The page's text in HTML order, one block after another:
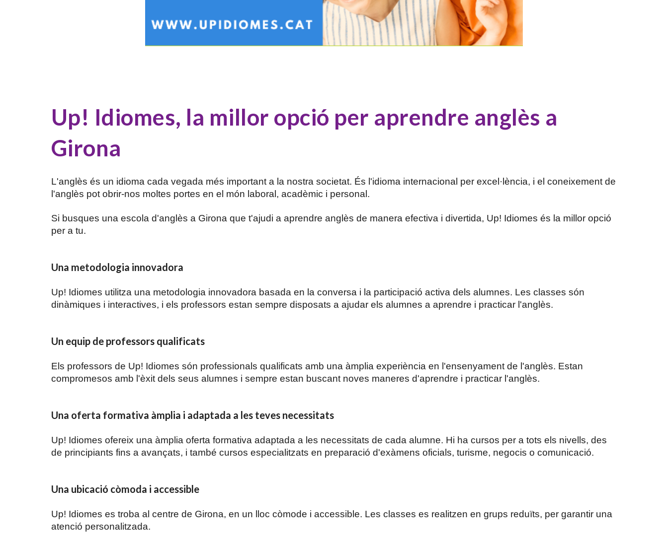
Up! Idiomes, la millor opció per aprendre anglès a
Girona
L'anglès és un idioma cada vegada més important a la nostra societat. És l'idioma internacional per excel·lència, i el coneixement de
l'anglès pot obrir-nos moltes portes en el món laboral, acadèmic i personal.
Si busques una escola d'anglès a Girona que t'ajudi a aprendre anglès de manera efectiva i divertida, Up! Idiomes és la millor opció
per a tu.
Una metodologia innovadora
Up! Idiomes utilitza una metodologia innovadora basada en la conversa i la participació activa dels alumnes. Les classes són
dinàmiques i interactives, i els professors estan sempre disposats a ajudar els alumnes a aprendre i practicar l'anglès.
Un equip de professors qualificats
Els professors de Up! Idiomes són professionals qualificats amb una àmplia experiència en l'ensenyament de l'anglès. Estan
compromesos amb l'èxit dels seus alumnes i sempre estan buscant noves maneres d'aprendre i practicar l'anglès.
Una oferta formativa àmplia i adaptada a les teves necessitats
Up! Idiomes ofereix una àmplia oferta formativa adaptada a les necessitats de cada alumne. Hi ha cursos per a tots els nivells, des
de principiants fins a avançats, i també cursos especialitzats en preparació d'exàmens oficials, turisme, negocis o comunicació.
Una ubicació còmoda i accessible
Up! Idiomes es troba al centre de Girona, en un lloc còmode i accessible. Les classes es realitzen en grups reduïts, per garantir una
atenció personalitzada.